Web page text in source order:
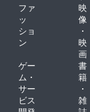
ファ
ッ
ショ
ン
映
像
・
映
画
ゲー
ム・
サー
ビス
書
籍
・
雑